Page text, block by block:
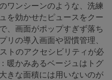
ワンシーンのような、洗練
を効かせたピュースをクー
、画面がポップすぎず落ち
リの導入画面や習慣管理、
トのアクセシビリティが必
暖かみあるベージュはトグ
きな面積には用いないのが